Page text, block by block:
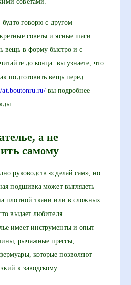
будто говорю с другом —
советы и ясные шаги.
вещь в форму быстро и с
до конца: вы узнаете, что
подготовить вещь перед
at.boutonru.ru/вы подробнее
а не
самому
руководств «сделай сам», но
подшивка может выглядеть
плотной ткани или в сложных
выдает любителя.
имеет инструменты и опыт —
рычажные прессы,
которые позволяют
к заводскому.